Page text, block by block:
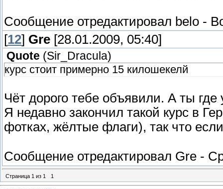
Сообщение отредактировал belo -
[12] Gre [28.01.2009, 05:40]
Quote (Sir_Dracula)
курс стоит примерно 15 килошекелй
Чёт дорого тебе объявили. А ты где
Я недавно закончил такой курс в
фотках, жёлтые флаги), так что
Сообщение отредактировал Gre -
Страница 1 из 1 1